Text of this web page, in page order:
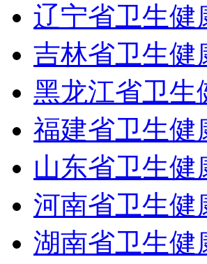
辽宁省卫生健
吉林省卫生健
黑龙江省卫生
福建省卫生健
山东省卫生健
河南省卫生健
湖南省卫生健